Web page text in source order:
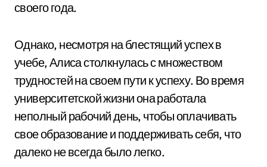
своего года.
Однако, несмотря на блестящий успех в
учебе, Алиса столкнулась с множеством
трудностей на своем пути к успеху. Во время
университетской жизни она работала
неполный рабочий день, чтобы оплачивать
свое образование и поддерживать себя, что
далеко не всегда было легко.